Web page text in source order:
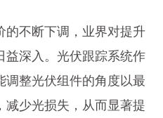
的不断下调，业界对提升
益深入。光伏跟踪系统作
调整光伏组件的角度以最
减少光损失，从而显著提